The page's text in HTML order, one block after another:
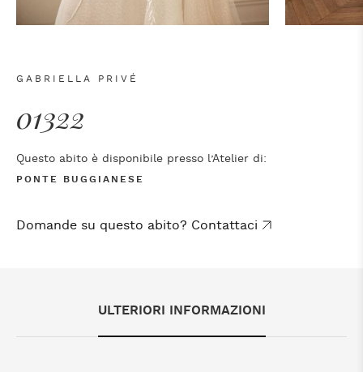
ULTERIORI INFORMAZIONI
GABRIELLA PRIVÉ
01322
Questo abito è disponibile presso l’Atelier di:
PONTE BUGGIANESE
Domande su questo abito? Contattaci